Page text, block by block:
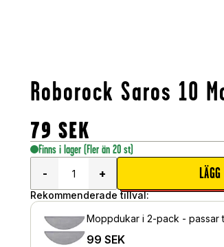
Roborock Saros 10
79 SEK
Finns i lager (Fler än 20 st)
-
+
Rekommenderade tillval:
99 SEK